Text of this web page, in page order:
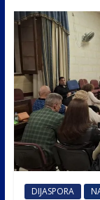
o
o
k
DIJASPORA